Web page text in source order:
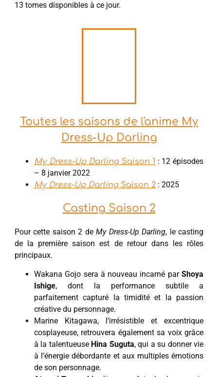
13 tomes disponibles à ce jour.
Toutes les saisons de l'anime My
Dress-Up Darling
My Dress-Up Darling Saison 1 : 12 épisodes
– 8 janvier 2022
My Dress-Up Darling Saison 2 : 2025
Casting Saison 2
Pour cette saison 2 deMy Dress-Up Darling, le casting
de la première saison est de retour dans les rôles
principaux.
Wakana Gojo sera à nouveau incarné par Shoya
Ishige, dont la performance subtile a
parfaitement capturé la timidité et la passion
créative du personnage.
Marine Kitagawa, l’irrésistible et excentrique
cosplayeuse, retrouvera également sa voix grâce
à la talentueuse Hina Suguta, qui a su donner vie
à l’énergie débordante et aux multiples émotions
de son personnage.